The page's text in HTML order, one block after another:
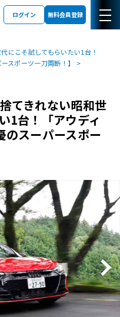
ログイン 無料会員登録
にこそ試してもらいたい1台！
スポーツ一刀両断！】
てきれない昭和世
1台！「アウディ
スーパースポー